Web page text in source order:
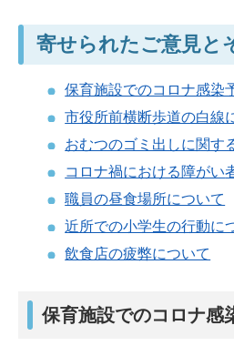
寄せられたご意見と
保育施設でのコロナ感染
市役所前横断歩道の白線
おむつのゴミ出しに関す
コロナ禍における障がい
職員の昼食場所について
近所での小学生の行動に
飲食店の疲弊について
保育施設でのコロナ感